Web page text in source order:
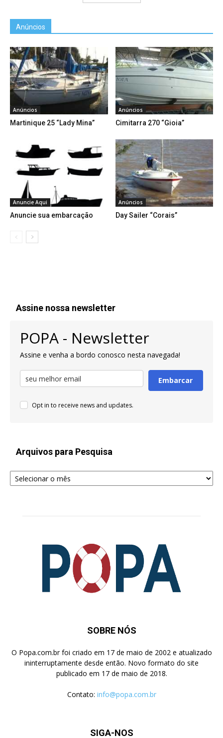
Anúncios
Anúncios
Martinique 25 “Lady Mina”
Anúncios
Cimitarra 270 “Gioia”
Anuncie Aqui
Anuncie sua embarcação
Anúncios
Day Sailer “Corais”
Assine nossa newsletter
POPA - Newsletter
Assine e venha a bordo conosco nesta navegada!
Embarcar
Opt in to receive news and updates.
Arquivos para Pesquisa
Arquivos
para
SOBRE NÓS
O Popa.com.br foi criado em 17 de maio de 2002 e atualizado
ininterruptamente desde então. Novo formato do site
publicado em 17 de maio de 2018.
Contato: info@popa.com.br
SIGA-NOS